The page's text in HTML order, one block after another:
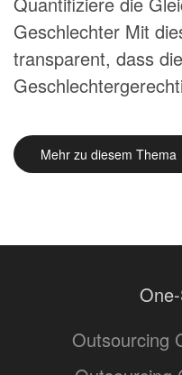
Geschlechter Mit
transparent, dass
Mehr zu diesem Thema
Outsourcing